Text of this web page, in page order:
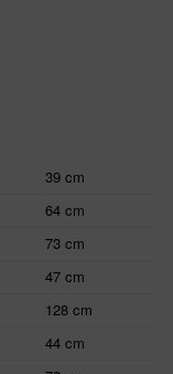
39 cm
64 cm
73 cm
47 cm
128 cm
44 cm